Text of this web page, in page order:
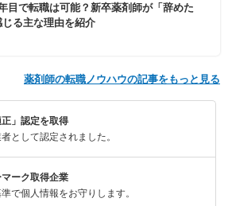
目で転職は可能？新卒薬剤師が「辞めた
じる主な理由を紹介
薬剤師の転職ノウハウの記事をもっと見る
正」認定を取得
として認定されました。
ーク取得企業
で個人情報をお守りします。